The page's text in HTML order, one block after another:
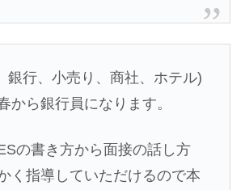
銀行、小売り、商社、ホテル)
から銀行員になります。
の書き方から面接の話し方
く指導していただけるので本